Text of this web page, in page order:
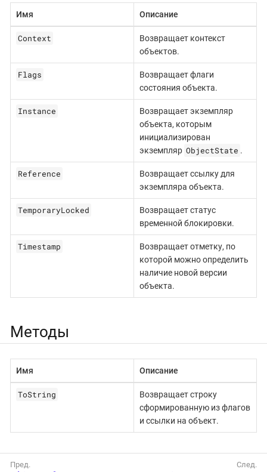
Имя Описание
Context
Возвращает контекст
объектов.
Flags
Возвращает флаги
состояния объекта.
Instance
Возвращает экземпляр
объекта, которым
инициализирован
экземпляр ObjectState .
Reference
Возвращает ссылку для
экземпляра объекта.
TemporaryLocked
Возвращает статус
временной блокировки.
Timestamp
Возвращает отметку, по
которой можно определить
наличие новой версии
объекта.
Методы
Имя Описание
ToString
Возвращает строку
сформированную из флагов
и ссылки на объект.